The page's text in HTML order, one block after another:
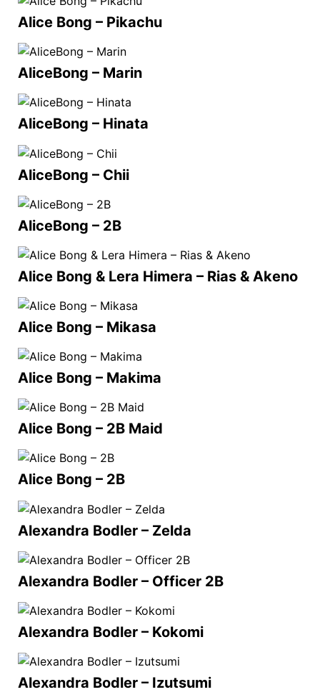
Alice Bong – Pikachu
AliceBong – Marin
AliceBong – Hinata
AliceBong – Chii
AliceBong – 2B
Alice Bong & Lera Himera – Rias & Akeno
Alice Bong – Mikasa
Alice Bong – Makima
Alice Bong – 2B Maid
Alice Bong – 2B
Alexandra Bodler – Zelda
Alexandra Bodler – Officer 2B
Alexandra Bodler – Kokomi
Alexandra Bodler – Izutsumi